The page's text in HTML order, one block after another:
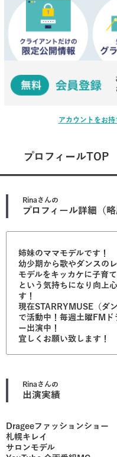
アカウントをお
プロフィールTOP
Rinaさんの
プロフィール詳細（略
姉妹のママモデルです！
幼少期から歌やダンスの
モデルをキッカケに子育
という気持ちになり向上
す！
現在STARRYMUSE（ダ
で活動中！毎週土曜FMド
ー出演中！
宜しくお願い致します！
Rinaさんの
出演実績
Drageeファッションショー
札幌キレイ
サロンモデル